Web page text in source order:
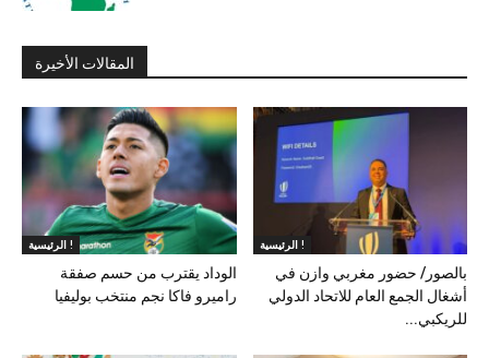
المقالات الأخيرة
الرئيسية !
الوداد يقترب من حسم صفقة
راميرو فاكا نجم منتخب بوليفيا
الرئيسية !
بالصور/ حضور مغربي وازن في
أشغال الجمع العام للاتحاد الدولي
للريكبي...